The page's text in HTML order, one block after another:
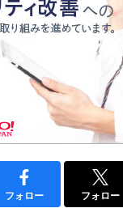
フォロー フォロー